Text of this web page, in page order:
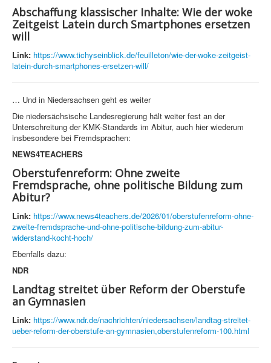
Abschaffung klassischer Inhalte: Wie der woke
Zeitgeist Latein durch Smartphones ersetzen
will
Link: https://www.tichyseinblick.de/feuilleton/wie-der-woke-zeitgeist-
latein-durch-smartphones-ersetzen-will/
… Und in Niedersachsen geht es weiter
Die niedersächsische Landesregierung hält weiter fest an der
Unterschreitung der KMK-Standards im Abitur, auch hier wiederum
insbesondere bei Fremdsprachen:
NEWS4TEACHERS
Oberstufenreform: Ohne zweite
Fremdsprache, ohne politische Bildung zum
Abitur?
Link: https://www.news4teachers.de/2026/01/oberstufenreform-ohne-
zweite-fremdsprache-und-ohne-politische-bildung-zum-abitur-
widerstand-kocht-hoch/
Ebenfalls dazu:
NDR
Landtag streitet über Reform der Oberstufe
an Gymnasien
Link: https://www.ndr.de/nachrichten/niedersachsen/landtag-streitet-
ueber-reform-der-oberstufe-an-gymnasien,oberstufenreform-100.html